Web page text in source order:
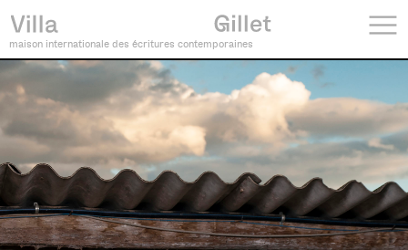
maison internationale des écritures contemporaines